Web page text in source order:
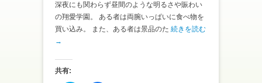
開
き
ま
す
)
深夜にも関わらず昼間のような明るさや賑わい
の翔愛学園。 ある者は両腕いっぱいに食べ物を
買い込み。 また、ある者は景品のた 続きを読む
→
共有: